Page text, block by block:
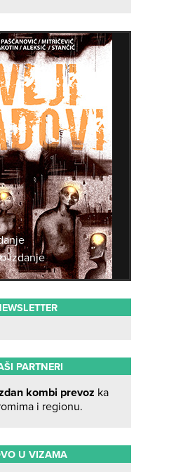
izdanje
PARTNERI
kombi prevoz ka
i regionu.
U VIZAMA